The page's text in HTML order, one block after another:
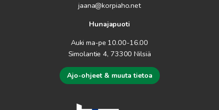
jaana@korpiaho.net
Hunajapuoti
Auki ma-pe 10.00-16.00
Simolantie 4, 73300 Nilsiä
Ajo-ohjeet & muuta tietoa